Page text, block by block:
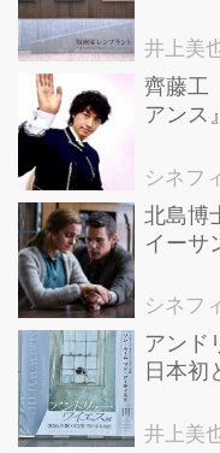
洋美術
井上美
齊藤工
アンス
ナショ
シネフ
北島博
イーサ
基づく
シネフ
アン
日本初
界を描
井上美